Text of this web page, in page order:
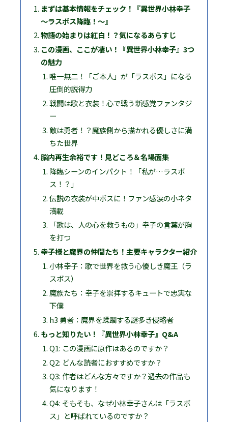
まずは基本情報をチェック！『異世界小林幸子
～ラスボス降臨！～』
物語の始まりは紅白！？気になるあらすじ
この漫画、ここが凄い！『異世界小林幸子』3つ
の魅力
唯一無二！「ご本人」が「ラスボス」になる
圧倒的説得力
戦闘は歌と衣装！心で戦う新感覚ファンタジ
ー
敵は勇者！？魔族側から描かれる優しさに満
ちた世界
脳内再生余裕です！見どころ＆名場面集
降臨シーンのインパクト！「私が…ラスボ
ス！？」
伝説の衣装が中ボスに！ファン感涙の小ネタ
満載
「歌は、人の心を救うもの」幸子の言葉が胸
を打つ
幸子様と魔界の仲間たち！主要キャラクター紹介
小林幸子：歌で世界を救う心優しき魔王（ラ
スボス）
魔族たち：幸子を崇拝するキュートで忠実な
下僕
h3 勇者：魔界を蹂躙する謎多き侵略者
もっと知りたい！『異世界小林幸子』Q&A
Q1: この漫画に原作はあるのですか？
Q2: どんな読者におすすめですか？
Q3: 作者はどんな方々ですか？過去の作品も
気になります！
Q4: そもそも、なぜ小林幸子さんは「ラスボ
ス」と呼ばれているのですか？